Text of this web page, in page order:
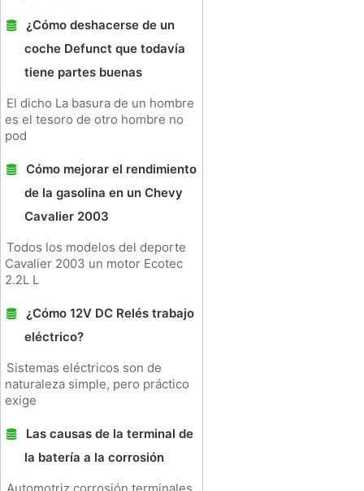
¿Cómo deshacerse de un
coche Defunct que todavía
tiene partes buenas
El dicho La basura de un hombre
es el tesoro de otro hombre no
pod
Cómo mejorar el rendimiento
de la gasolina en un Chevy
Cavalier 2003
Todos los modelos del deporte
Cavalier 2003 un motor Ecotec
2.2L L
¿Cómo 12V DC Relés trabajo
eléctrico?
Sistemas eléctricos son de
naturaleza simple, pero práctico
exige
Las causas de la terminal de
la batería a la corrosión